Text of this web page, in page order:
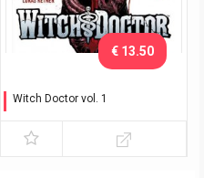
Witch Doctor vol. 1
€ 13.50